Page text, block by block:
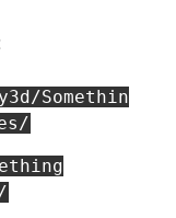
Somethin